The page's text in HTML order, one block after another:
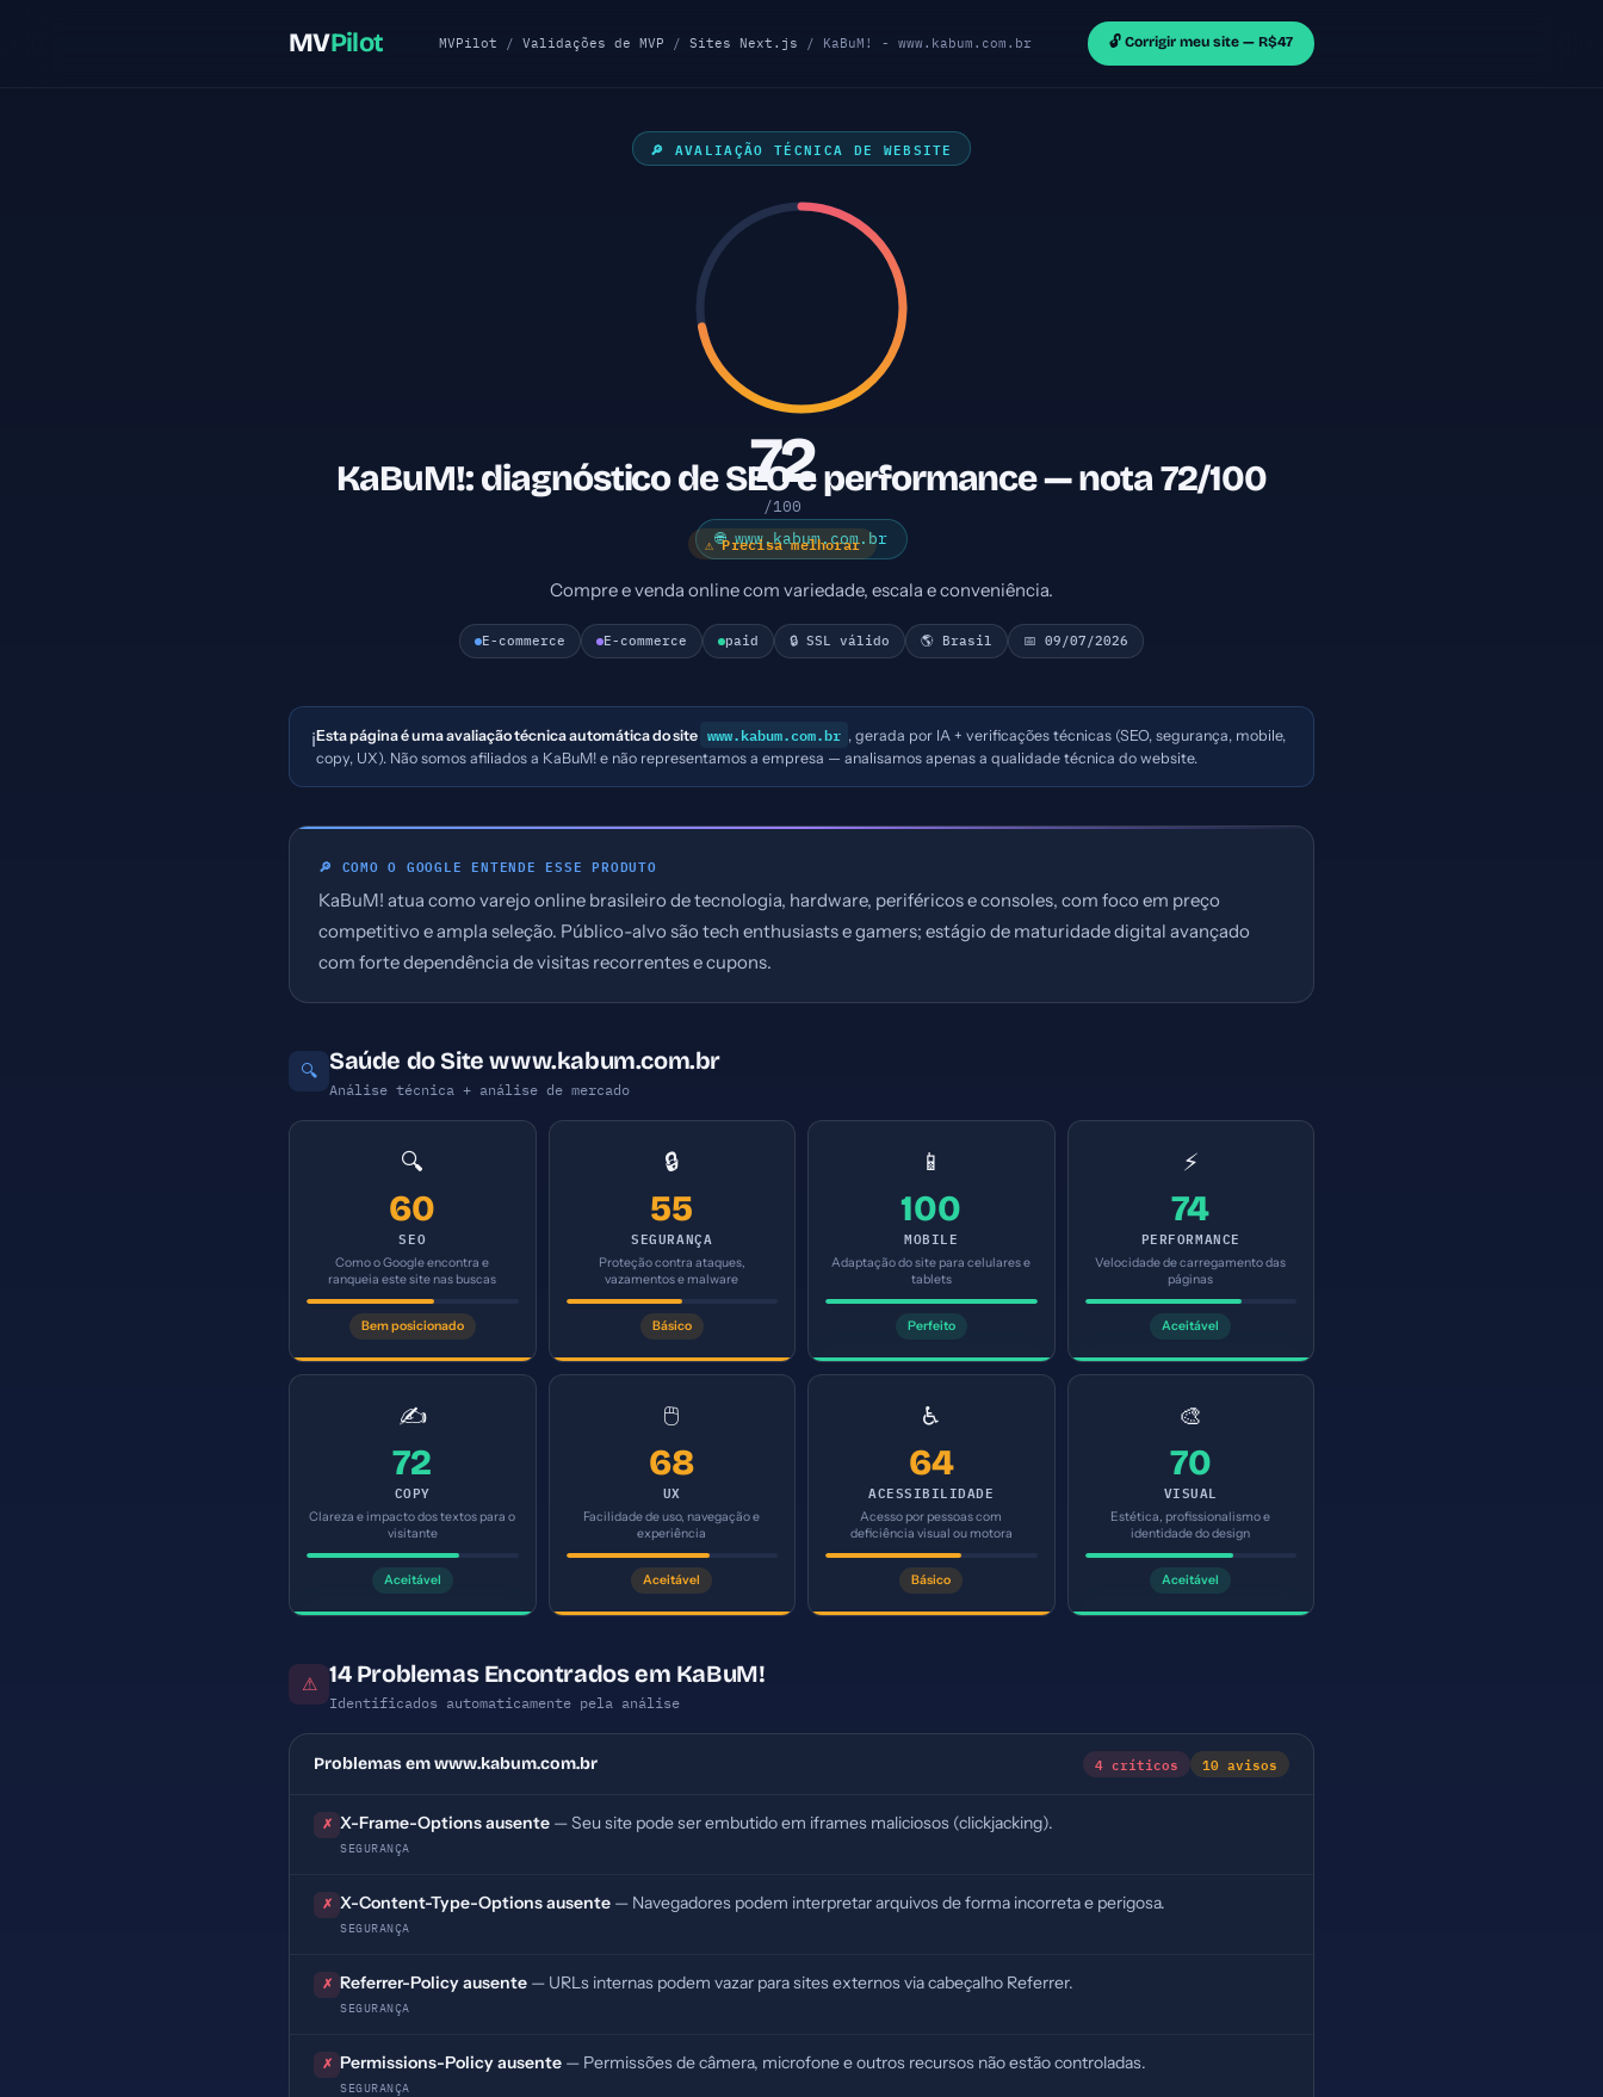
MVPilot MVPilot /Validações de MVP /Sites Next.js / KaBuM! - www.kabum.com.br 🔓 Corrigir meu site — R$47
🔎 AVALIAÇÃO TÉCNICA DE WEBSITE
72
/100
⚠ Precisa melhorar
KaBuM!: diagnóstico de SEO e performance — nota 72/100
🌐 www.kabum.com.br
Compre e venda online com variedade, escala e conveniência.
E-commerce E-commerce paid 🔒 SSL válido 🌎 Brasil 📅 09/07/2026
ℹ️Esta página é uma avaliação técnica automática do site www.kabum.com.br , gerada por IA + verificações técnicas (SEO, segurança, mobile,
copy, UX). Não somos afiliados a KaBuM! e não representamos a empresa — analisamos apenas a qualidade técnica do website.
🔎 COMO O GOOGLE ENTENDE ESSE PRODUTO
KaBuM! atua como varejo online brasileiro de tecnologia, hardware, periféricos e consoles, com foco em preço
competitivo e ampla seleção. Público-alvo são tech enthusiasts e gamers; estágio de maturidade digital avançado
com forte dependência de visitas recorrentes e cupons.
🔍 Saúde do Site www.kabum.com.br
Análise técnica + análise de mercado
🔍
60
SEO
Como o Google encontra e
ranqueia este site nas buscas
Bem posicionado
🔒
55
SEGURANÇA
Proteção contra ataques,
vazamentos e malware
Básico
📱
100
MOBILE
Adaptação do site para celulares e
tablets
Perfeito
⚡
74
PERFORMANCE
Velocidade de carregamento das
páginas
Aceitável
✍️
72
COPY
Clareza e impacto dos textos para o
visitante
Aceitável
🖱️
68
UX
Facilidade de uso, navegação e
experiência
Aceitável
♿
64
ACESSIBILIDADE
Acesso por pessoas com
deficiência visual ou motora
Básico
🎨
70
VISUAL
Estética, profissionalismo e
identidade do design
Aceitável
⚠ 14 Problemas Encontrados em KaBuM!
Identificados automaticamente pela análise
Problemas em www.kabum.com.br 4 críticos 10 avisos
✗ X-Frame-Options ausente — Seu site pode ser embutido em iframes maliciosos (clickjacking).
SEGURANÇA
✗ X-Content-Type-Options ausente — Navegadores podem interpretar arquivos de forma incorreta e perigosa.
SEGURANÇA
✗ Referrer-Policy ausente — URLs internas podem vazar para sites externos via cabeçalho Referrer.
SEGURANÇA
✗ Permissions-Policy ausente — Permissões de câmera, microfone e outros recursos não estão controladas.
SEGURANÇA